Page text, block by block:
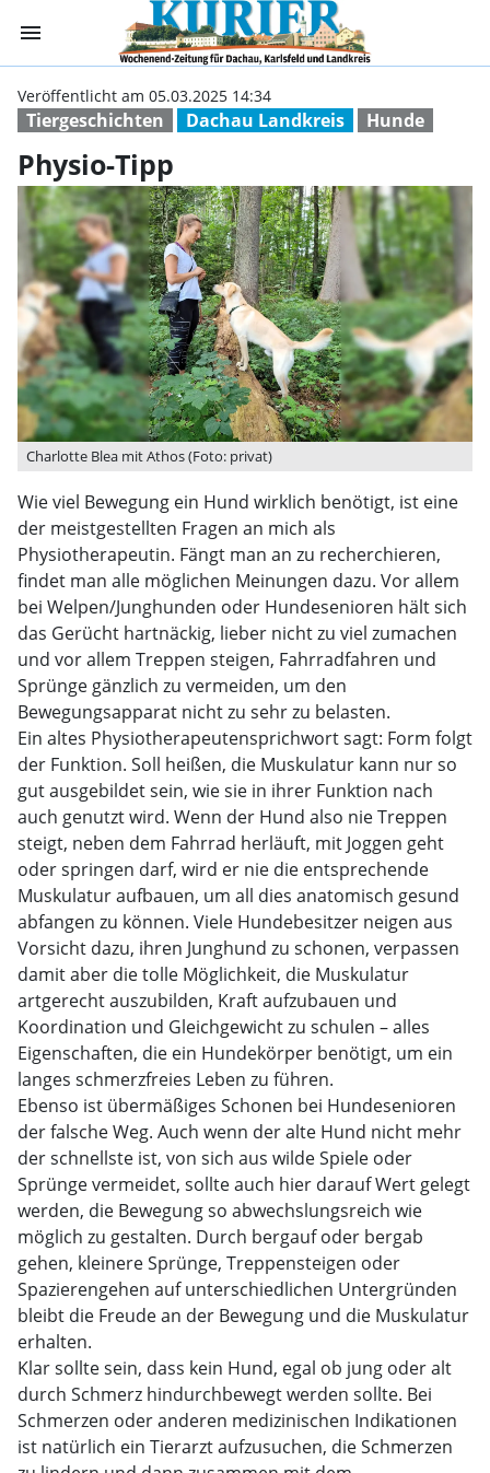
menu Physio-Tipp |
Tiergeschichten Dachau Landkreis Hunde
Veröffentlicht am 05.03.2025 14:34
Physio-Tipp
Charlotte Blea mit Athos (Foto: privat)
Wie viel Bewegung ein Hund wirklich benötigt, ist eine
der meistgestellten Fragen an mich als
Physiotherapeutin. Fängt man an zu recherchieren,
findet man alle möglichen Meinungen dazu. Vor allem
bei Welpen/Junghunden oder Hundesenioren hält sich
das Gerücht hartnäckig, lieber nicht zu viel zumachen
und vor allem Treppen steigen, Fahrradfahren und
Sprünge gänzlich zu vermeiden, um den
Bewegungsapparat nicht zu sehr zu belasten.
Ein altes Physiotherapeutensprichwort sagt: Form folgt
der Funktion. Soll heißen, die Muskulatur kann nur so
gut ausgebildet sein, wie sie in ihrer Funktion nach
auch genutzt wird. Wenn der Hund also nie Treppen
steigt, neben dem Fahrrad herläuft, mit Joggen geht
oder springen darf, wird er nie die entsprechende
Muskulatur aufbauen, um all dies anatomisch gesund
abfangen zu können. Viele Hundebesitzer neigen aus
Vorsicht dazu, ihren Junghund zu schonen, verpassen
damit aber die tolle Möglichkeit, die Muskulatur
artgerecht auszubilden, Kraft aufzubauen und
Koordination und Gleichgewicht zu schulen – alles
Eigenschaften, die ein Hundekörper benötigt, um ein
langes schmerzfreies Leben zu führen.
Ebenso ist übermäßiges Schonen bei Hundesenioren
der falsche Weg. Auch wenn der alte Hund nicht mehr
der schnellste ist, von sich aus wilde Spiele oder
Sprünge vermeidet, sollte auch hier darauf Wert gelegt
werden, die Bewegung so abwechslungsreich wie
möglich zu gestalten. Durch bergauf oder bergab
gehen, kleinere Sprünge, Treppensteigen oder
Spazierengehen auf unterschiedlichen Untergründen
bleibt die Freude an der Bewegung und die Muskulatur
erhalten.
Klar sollte sein, dass kein Hund, egal ob jung oder alt
durch Schmerz hindurchbewegt werden sollte. Bei
Schmerzen oder anderen medizinischen Indikationen
ist natürlich ein Tierarzt aufzusuchen, die Schmerzen